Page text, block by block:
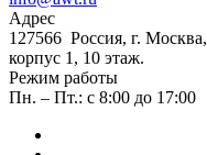
Адрес
127566 Россия, г.
корпус 1, 10 этаж.
Режим работы
Пн. – Пт.: с 8:00 до 17:00